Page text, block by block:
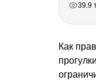
39.9
Как